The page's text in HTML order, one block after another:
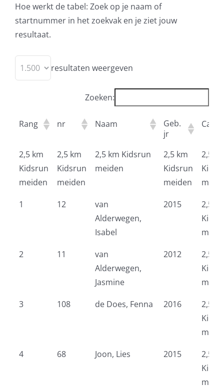
Hoe werkt de tabel: Zoek op je naam of
startnummer in het zoekvak en je ziet jouw
resultaat.
resultaten weergeven
Zoeken:
Rang nr Naam
Geb.
jr
Rang nr Naam
Geb.
jr
2,5 km
Kidsrun
meiden
2,5 km
Kidsrun
meiden
2,5 km Kidsrun
meiden
2,5 km
Kidsrun
meiden
2,5
1
12
van
Alderwegen,
Isabel
2015
2,5
2
11
van
Alderwegen,
Jasmine
2012
2,5
3
108 de Does, Fenna 2016
2,5
4
68 Joon, Lies 2015
2,5